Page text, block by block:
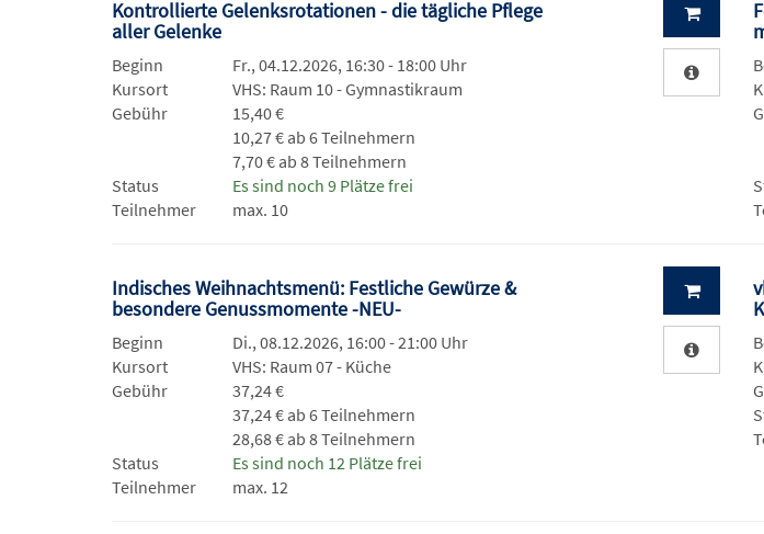
Kontrollierte Gelenksrotationen - die tägliche Pflege
aller Gelenke
Beginn
Fr., 04.12.2026, 16:30 - 18:00 Uhr
Kursort
VHS: Raum 10 - Gymnastikraum
Gebühr
15,40 €
10,27 € ab 6 Teilnehmern
7,70 € ab 8 Teilnehmern
Status
Es sind noch 9 Plätze frei
Teilnehmer
max. 10
Indisches Weihnachtsmenü: Festliche Gewürze &
besondere Genussmomente -NEU-
Beginn
Di., 08.12.2026, 16:00 - 21:00 Uhr
Kursort
VHS: Raum 07 - Küche
Gebühr
37,24 €
37,24 € ab 6 Teilnehmern
28,68 € ab 8 Teilnehmern
Status
Es sind noch 12 Plätze frei
Teilnehmer
max. 12